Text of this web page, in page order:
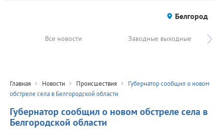
Белгород
Все новости Заводные выходные
Главная Новости Происшествия
Губернатор сообщил о новом
обстреле села в Белгородской области
Губернатор сообщил о новом обстреле села в
Белгородской области